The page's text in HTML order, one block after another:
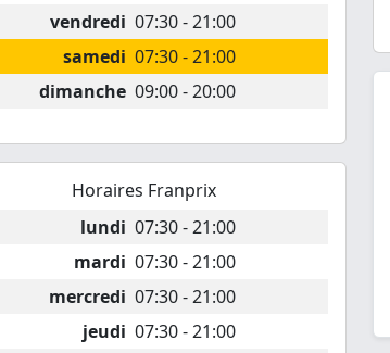
vendredi 07:30 - 21:00
samedi 07:30 - 21:00
dimanche 09:00 - 20:00
Horaires Franprix
lundi 07:30 - 21:00
mardi 07:30 - 21:00
mercredi 07:30 - 21:00
jeudi 07:30 - 21:00